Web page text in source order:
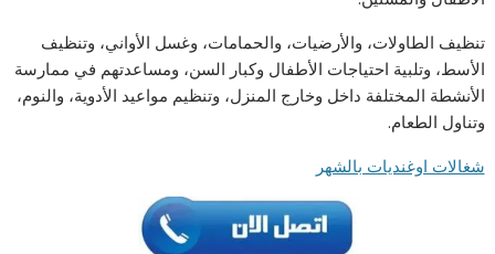
تنظيف الطاولات، والأرضيات، والحمامات، وغسل الأواني، وتنظيف
الأسط، وتلبية احتياجات الأطفال وكبار السن، ومساعدتهم في ممارسة
الأنشطة المختلفة داخل وخارج المنزل، وتنظيم مواعيد الأدوية، والنوم،
وتناول الطعام.
شغالات اوغنديات بالشهر